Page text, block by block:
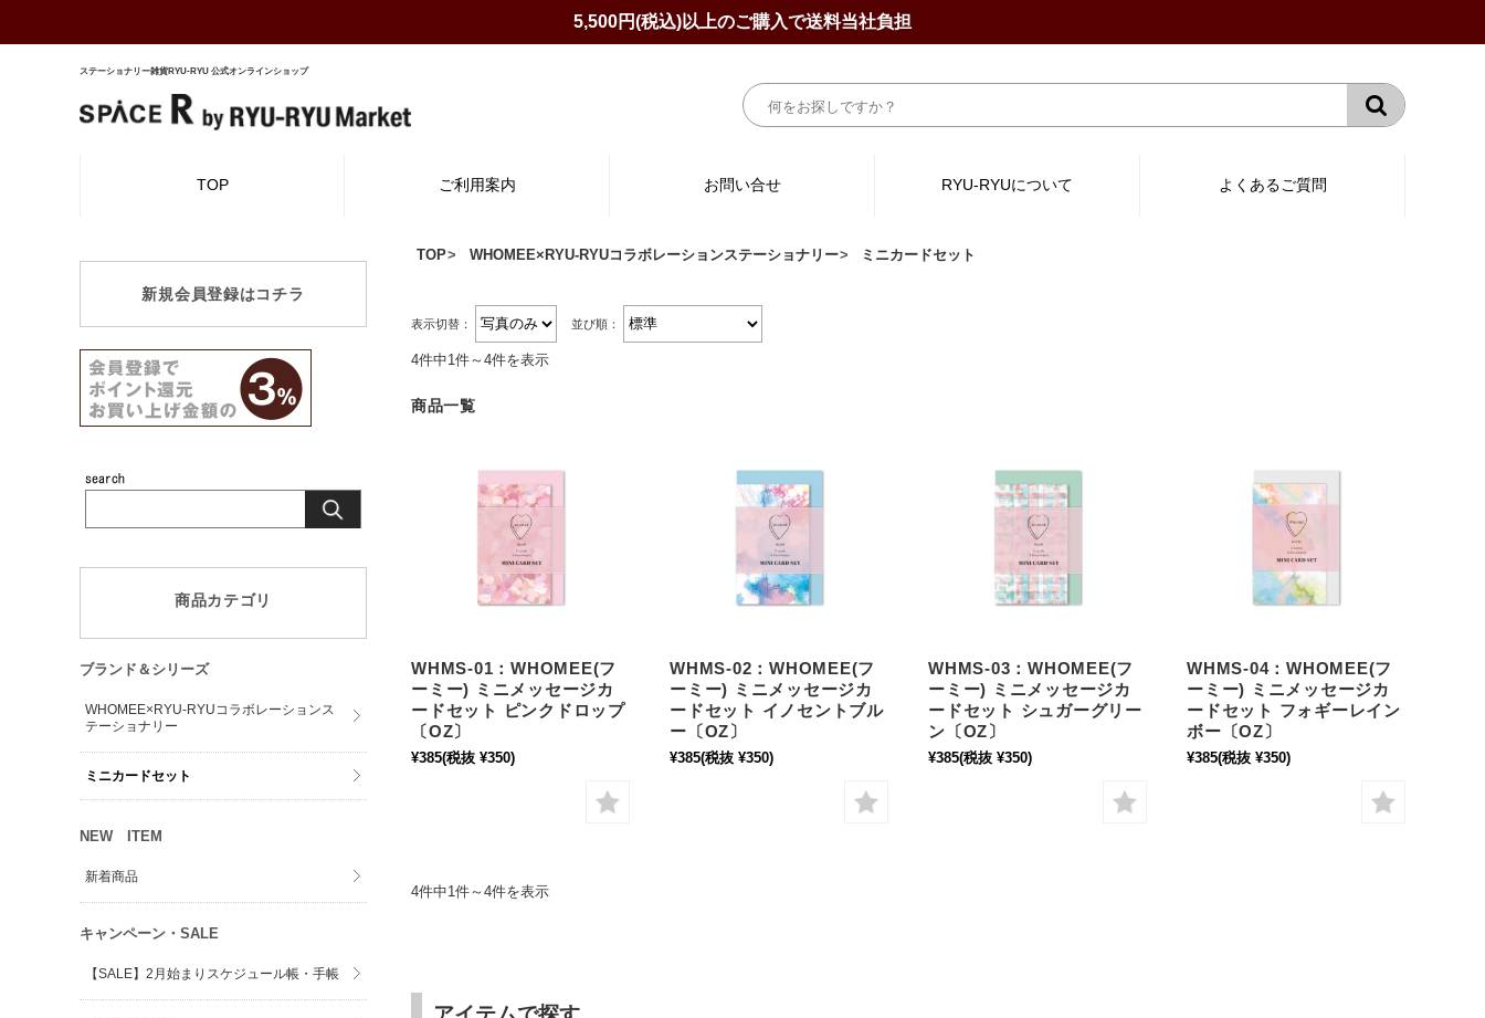
5,500円(税込)以上のご購入で送料当社負担
ステーショナリー雑貨RYU-RYU 公式オンラインショップ
TOP ご利用案内 お問い合せ RYU-RYUについて よくあるご質問
TOP WHOMEE×RYU-RYUコラボレーションステーショナリー ミニカードセット
表示切替： 並び順：
4件中1件～4件を表示
商品一覧
WHMS-01：WHOMEE(フ
ーミー) ミニメッセージカ
ードセット ピンクドロップ
〔OZ〕
¥385(税抜 ¥350)
WHMS-02：WHOMEE(フ
ーミー) ミニメッセージカ
ードセット イノセントブル
ー〔OZ〕
¥385(税抜 ¥350)
WHMS-03：WHOMEE(フ
ーミー) ミニメッセージカ
ードセット シュガーグリー
ン〔OZ〕
¥385(税抜 ¥350)
WHMS-04：WHOMEE(フ
ーミー) ミニメッセージカ
ードセット フォギーレイン
ボー〔OZ〕
¥385(税抜 ¥350)
4件中1件～4件を表示
新規会員登録はコチラ
商品カテゴリ
ブランド＆シリーズ
WHOMEE×RYU-RYUコラボレーションス
テーショナリー
ミニカードセット
NEW ITEM
新着商品
キャンペーン・SALE
【SALE】2月始まりスケジュール帳・手帳